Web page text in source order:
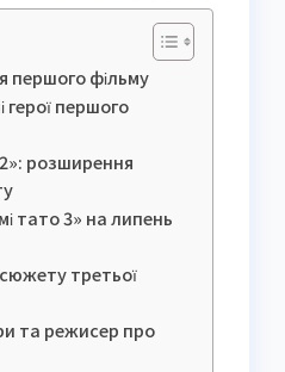
першого фільму
першого
розширення
тато 3» на липень
третьої
та режисер про